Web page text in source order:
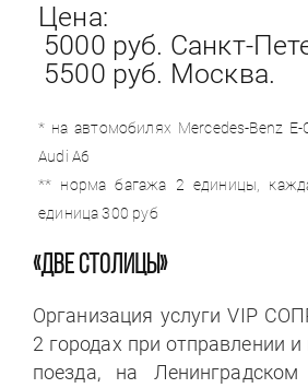
Цена:
5000 руб. Санкт-
5500 руб. Москвa.
* на автомобилях Mercedes-Benz E-
Audi A6
** норма багажа 2 единицы,
единица 300 руб
«ДВЕ СТОЛИЦЫ»
Организация услуги VIP
2 городах при отправлении
поезда, на